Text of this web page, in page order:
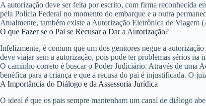
A autorização deve ser feita por escrito, com firma reconhecida
pela Polícia Federal no momento do embarque e a outra
Atualmente, também existe a Autorização Eletrônica de Viagem
O que Fazer se o Pai se Recusar a Dar a Autorização?
Infelizmente, é comum que um dos genitores negue a
deve viajar sem a autorização, pois pode ter problemas sérios na
O caminho correto é buscar o Poder Judiciário. Através de uma
benéfica para a criança e que a recusa do pai é injustificada. O
A Importância do Diálogo e da Assessoria Jurídica
O ideal é que os pais sempre mantenham um canal de diálogo